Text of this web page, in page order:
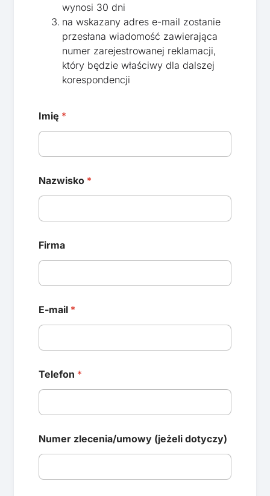
wynosi 30 dni
na wskazany adres e-mail zostanie
przesłana wiadomość zawierająca
numer zarejestrowanej reklamacji,
który będzie właściwy dla dalszej
korespondencji
Imię *
Nazwisko *
Firma
E-mail *
Telefon *
Numer zlecenia/umowy (jeżeli dotyczy)